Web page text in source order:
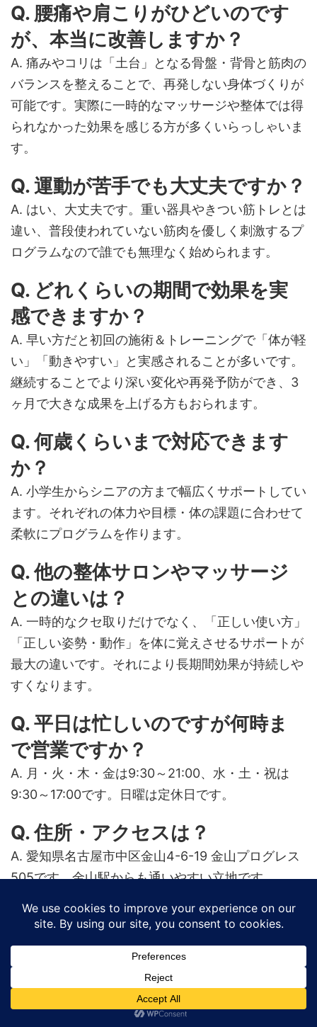
Q. 腰痛や肩こりがひどいのです
が、本当に改善しますか？
A. 痛みやコリは「土台」となる骨盤・背骨と筋肉の
バランスを整えることで、再発しない身体づくりが
可能です。実際に一時的なマッサージや整体では得
られなかった効果を感じる方が多くいらっしゃいま
す。
Q. 運動が苦手でも大丈夫ですか？
A. はい、大丈夫です。重い器具やきつい筋トレとは
違い、普段使われていない筋肉を優しく刺激するプ
ログラムなので誰でも無理なく始められます。
Q. どれくらいの期間で効果を実
感できますか？
A. 早い方だと初回の施術＆トレーニングで「体が軽
い」「動きやすい」と実感されることが多いです。
継続することでより深い変化や再発予防ができ、3
ヶ月で大きな成果を上げる方もおられます。
Q. 何歳くらいまで対応できます
か？
A. 小学生からシニアの方まで幅広くサポートしてい
ます。それぞれの体力や目標・体の課題に合わせて
柔軟にプログラムを作ります。
Q. 他の整体サロンやマッサージ
との違いは？
A. 一時的なクセ取りだけでなく、「正しい使い方」
「正しい姿勢・動作」を体に覚えさせるサポートが
最大の違いです。それにより長期間効果が持続しや
すくなります。
Q. 平日は忙しいのですが何時ま
で営業ですか？
A. 月・火・木・金は9:30～21:00、水・土・祝は
9:30～17:00です。日曜は定休日です。
Q. 住所・アクセスは？
A. 愛知県名古屋市中区金山4-6-19 金山プログレス
505です。金山駅からも通いやすい立地です。
Q. 服装や持ち物はどうしたらい
い？
A. 動きやすい服装がおすすめです。詳細はご予約時
にご案内いたします。